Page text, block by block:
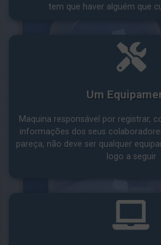
tem que haver alguém que
Um
Maquina responsável por registrar,
informações dos seus
pareça, não deve ser qualquer
logo a seguir